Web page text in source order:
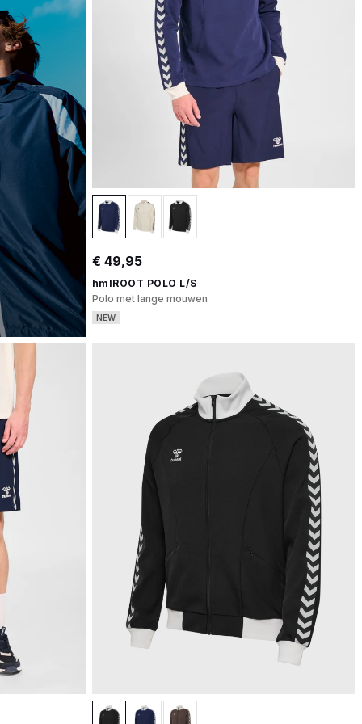
€ 49,95
hmlROOT POLO L/S
Polo met lange mouwen
NEW